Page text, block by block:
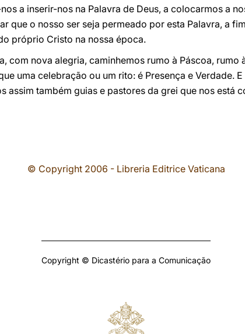
a inserir-nos na Palavra de Deus, a colocarmos a
que o nosso ser seja permeado por esta Palavra, a
próprio Cristo na nossa época.
com nova alegria, caminhemos rumo à Páscoa,
uma celebração ou um rito: é Presença e Verdade.
assim também guias e pastores da grei que nos está
© Copyright 2006 - Libreria Editrice Vaticana
Copyright © Dicastério para a Comunicação